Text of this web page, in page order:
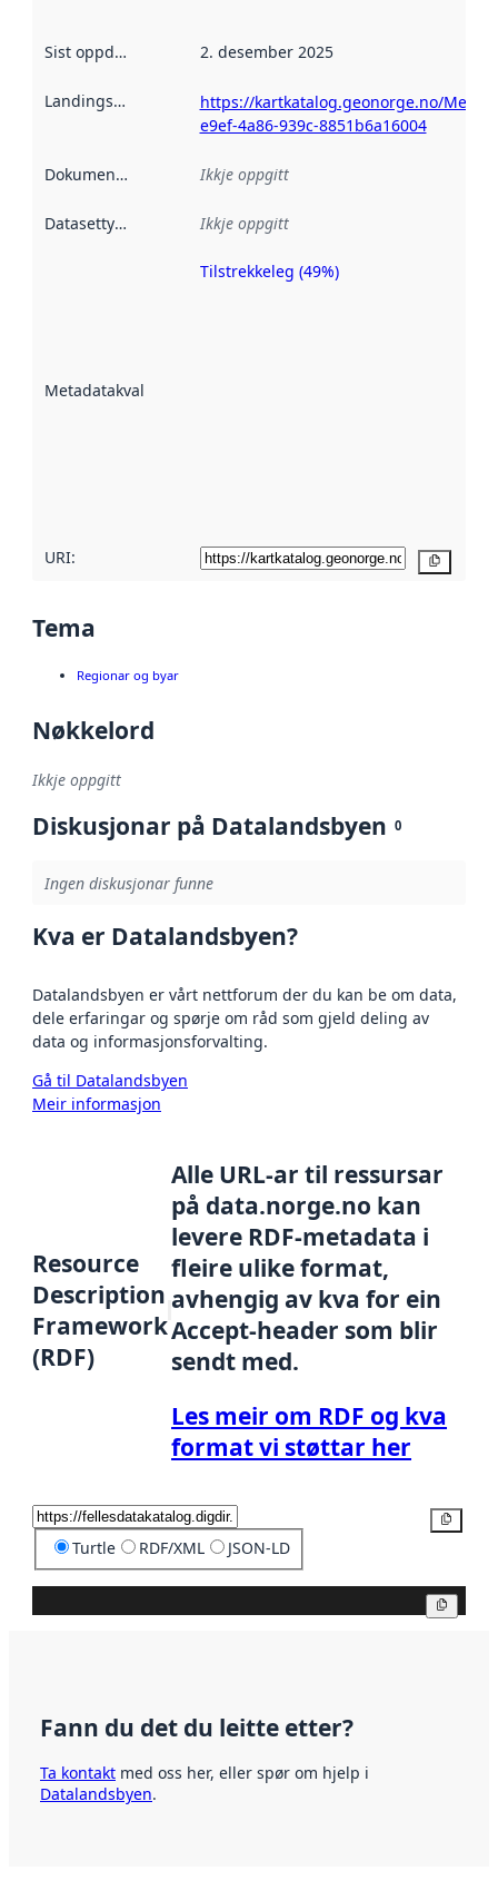
Sist oppdatert 2. desember 2025
Landingsside
https://kartkatalog.geonorge.no/
e9ef-4a86-939c-8851b6a16004
Dokumentasjon Ikkje oppgitt
Datasettype Ikkje oppgitt
Metadatakvalitet
Metadatakvalitet
Tilstrekkeleg (49%)
URI:
Tema
Regionar og byar
Nøkkelord
Ikkje oppgitt
Diskusjonar på Datalandsbyen 0
Ingen diskusjonar funne
Kva er Datalandsbyen?
Datalandsbyen er vårt nettforum der du kan be om data,
dele erfaringar og spørje om råd som gjeld deling av
data og informasjonsforvalting.
Gå til Datalandsbyen
Meir informasjon
Resource
Description
Framework
(RDF)
Alle URL-ar til ressursar
på data.norge.no kan
levere RDF-metadata i
fleire ulike format,
avhengig av kva for ein
Accept-header som blir
sendt med.
Les meir om RDF og kva
format vi støttar her
Turtle RDF/XML JSON-LD
Fann du det du leitte etter?
Ta kontakt med oss her, eller spør om hjelp i
Datalandsbyen.